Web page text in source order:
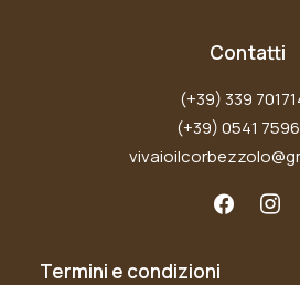
Contatti
(+39) 339
(+39) 0541
Termini e condizioni